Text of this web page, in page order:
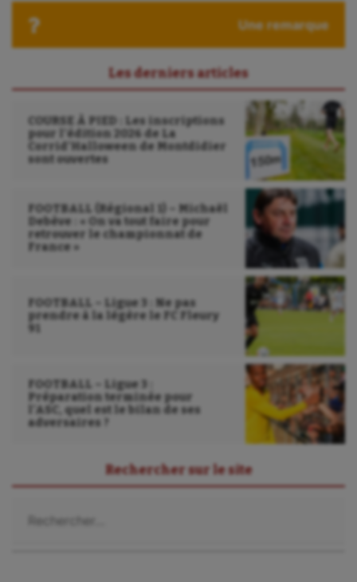
Une remarque
Les derniers articles
COURSE À PIED : Les inscriptions
pour l’édition 2026 de La
Corrid’Halloween de Montdidier
sont ouvertes
FOOTBALL (Régional 1) – Michaël
Debève : « On va tout faire pour
retrouver le championnat de
France »
FOOTBALL – Ligue 3 : Ne pas
prendre à la légère le FC Fleury
91
FOOTBALL – Ligue 3 :
Préparation terminée pour
l’ASC, quel est le bilan de ses
adversaires ?
Rechercher sur le site